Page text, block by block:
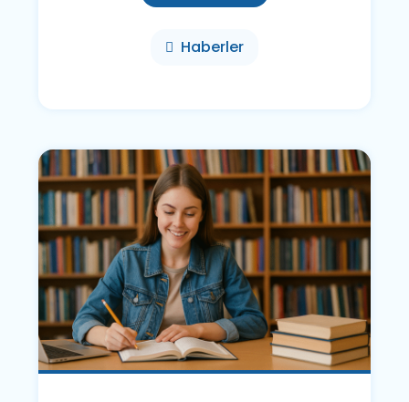
Haberler